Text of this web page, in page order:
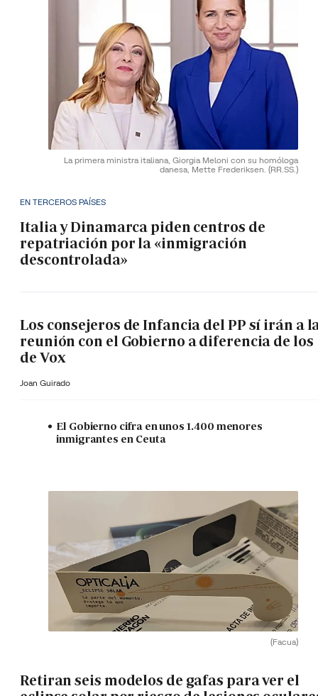
La primera ministra italiana, Giorgia Meloni con su homóloga
danesa, Mette Frederiksen. (RR.SS.)
EN TERCEROS PAÍSES
Italia y Dinamarca piden centros de
repatriación por la «inmigración
descontrolada»
Los consejeros de Infancia del PP sí irán a
reunión con el Gobierno a diferencia de los
de Vox
Joan Guirado
El Gobierno cifra en unos 1.400 menores
inmigrantes en Ceuta
(Facua)
Retiran seis modelos de gafas para ver el